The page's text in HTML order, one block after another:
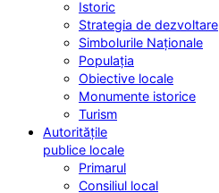
Istoric
Strategia de dezvoltare
Simbolurile Naționale
Populația
Obiective locale
Monumente istorice
Turism
Autoritățile
publice locale
Primarul
Consiliul local